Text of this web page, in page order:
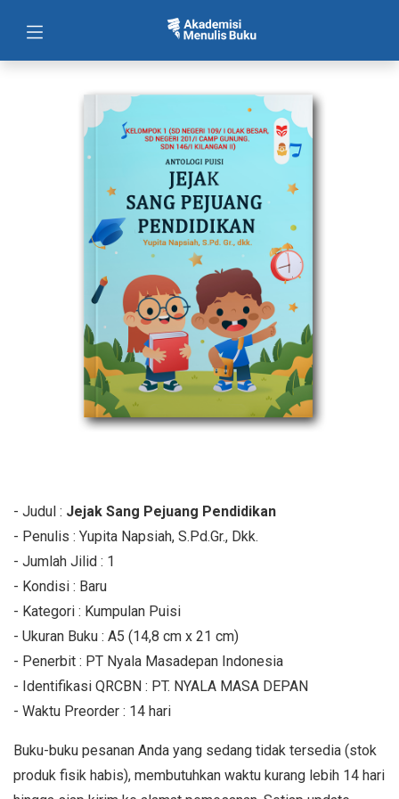
- Judul : Jejak Sang Pejuang Pendidikan
- Penulis : Yupita Napsiah, S.Pd.Gr., Dkk.
- Jumlah Jilid : 1
- Kondisi : Baru
- Kategori : Kumpulan Puisi
- Ukuran Buku : A5 (14,8 cm x 21 cm)
- Penerbit : PT Nyala Masadepan Indonesia
- Identifikasi QRCBN : PT. NYALA MASA DEPAN
- Waktu Preorder : 14 hari
Buku-buku pesanan Anda yang sedang tidak tersedia (stok
produk fisik habis), membutuhkan waktu kurang lebih 14 hari